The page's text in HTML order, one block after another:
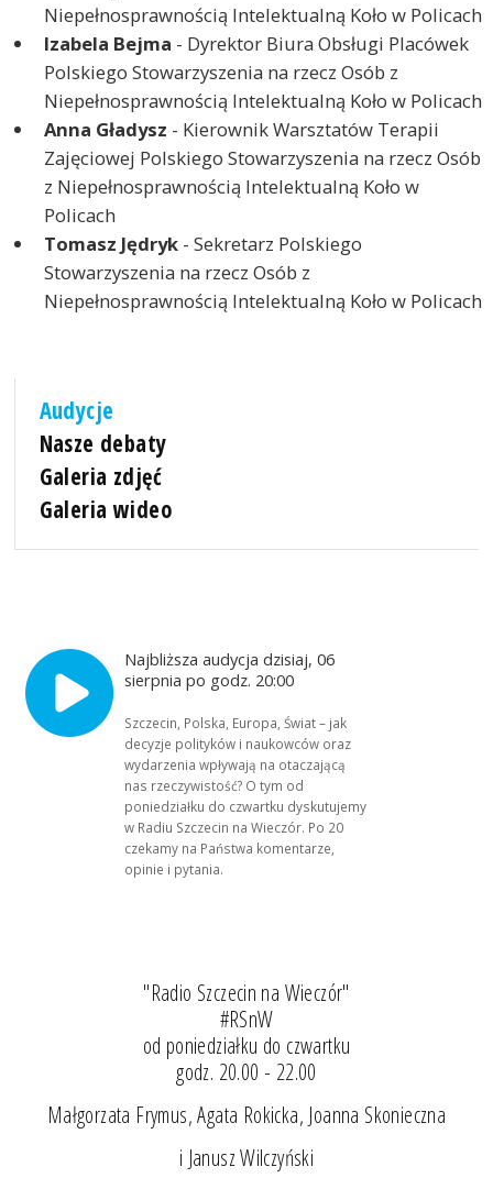
Niepełnosprawnością Intelektualną Koło w Policach
Izabela Bejma - Dyrektor Biura Obsługi Placówek
Polskiego Stowarzyszenia na rzecz Osób z
Niepełnosprawnością Intelektualną Koło w Policach
Anna Gładysz - Kierownik Warsztatów Terapii
Zajęciowej Polskiego Stowarzyszenia na rzecz Osób
z Niepełnosprawnością Intelektualną Koło w
Policach
Tomasz Jędryk- Sekretarz Polskiego
Stowarzyszenia na rzecz Osób z
Niepełnosprawnością Intelektualną Koło w Policach
Audycje
Nasze debaty
Galeria zdjęć
Galeria wideo
Najbliższa audycja dzisiaj, 06
sierpnia po godz. 20:00
Szczecin, Polska, Europa, Świat – jak
decyzje polityków i naukowców oraz
wydarzenia wpływają na otaczającą
nas rzeczywistość? O tym od
poniedziałku do czwartku dyskutujemy
w Radiu Szczecin na Wieczór. Po 20
czekamy na Państwa komentarze,
opinie i pytania.
"Radio Szczecin na Wieczór"
#RSnW
od poniedziałku do czwartku
godz. 20.00 - 22.00
Małgorzata Frymus, Agata Rokicka, Joanna Skonieczna
i Janusz Wilczyński